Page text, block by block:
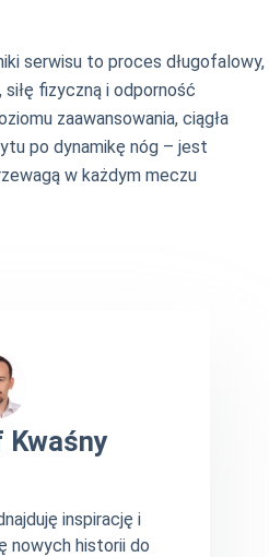
serwisu to proces długofalowy,
fizyczną i odporność
zaawansowania, ciągła
po dynamikę nóg – jest
w każdym meczu
Kwaśny
inspirację i
nowych historii do